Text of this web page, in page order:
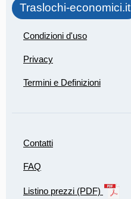
Traslochi-economici.it
Condizioni d'uso
Privacy
Termini e Definizioni
Contatti
FAQ
Listino prezzi (PDF)